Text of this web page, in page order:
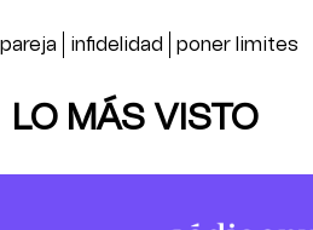
pareja infidelidad poner limites
LO MÁS VISTO